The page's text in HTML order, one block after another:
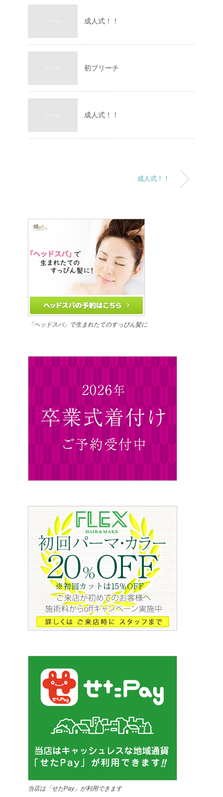
成人式！！
初ブリーチ
成人式！！
成人式！！
「ヘッドスパ」で生まれたてのすっぴん髪に
当店は「せたPay」が利用できます